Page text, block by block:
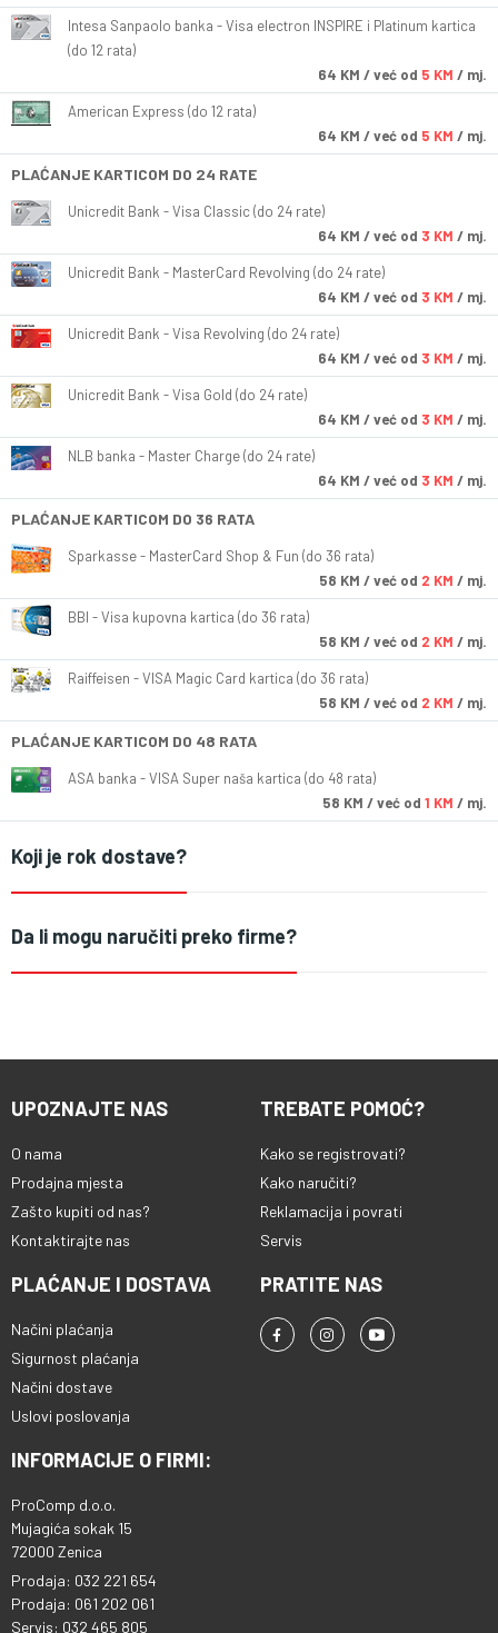
Intesa Sanpaolo banka - Visa electron INSPIRE i Platinum kartica
(do 12 rata)
64 KM / već od 5 KM / mj.
American Express (do 12 rata)
64 KM / već od 5 KM / mj.
PLAĆANJE KARTICOM DO 24 RATE
Unicredit Bank - Visa Classic (do 24 rate)
64 KM / već od 3 KM / mj.
Unicredit Bank - MasterCard Revolving (do 24 rate)
64 KM / već od 3 KM / mj.
Unicredit Bank - Visa Revolving (do 24 rate)
64 KM / već od 3 KM / mj.
Unicredit Bank - Visa Gold (do 24 rate)
64 KM / već od 3 KM / mj.
NLB banka - Master Charge (do 24 rate)
64 KM / već od 3 KM / mj.
PLAĆANJE KARTICOM DO 36 RATA
Sparkasse - MasterCard Shop & Fun (do 36 rata)
58 KM / već od 2 KM / mj.
BBI - Visa kupovna kartica (do 36 rata)
58 KM / već od 2 KM / mj.
Raiffeisen - VISA Magic Card kartica (do 36 rata)
58 KM / već od 2 KM / mj.
PLAĆANJE KARTICOM DO 48 RATA
ASA banka - VISA Super naša kartica (do 48 rata)
58 KM / već od 1 KM / mj.
Koji je rok dostave?
Da li mogu naručiti preko firme?
UPOZNAJTE NAS
O nama
Prodajna mjesta
Zašto kupiti od nas?
Kontaktirajte nas
TREBATE POMOĆ?
Kako se registrovati?
Kako naručiti?
Reklamacija i povrati
Servis
PLAĆANJE I DOSTAVA
Načini plaćanja
Sigurnost plaćanja
Načini dostave
Uslovi poslovanja
PRATITE NAS
INFORMACIJE O FIRMI:
ProComp d.o.o.
Mujagića sokak 15
72000 Zenica
Prodaja: 032 221 654
Prodaja: 061 202 061
Servis: 032 465 805